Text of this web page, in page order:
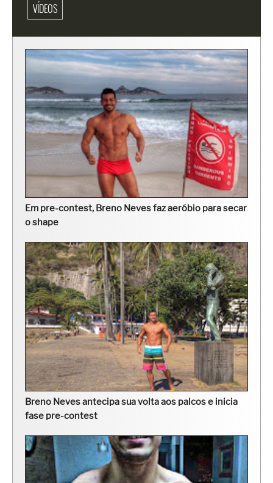
VÍDEOS
Em pre-contest, Breno Neves faz aeróbio para secar
o shape
Breno Neves antecipa sua volta aos palcos e inicia
fase pre-contest